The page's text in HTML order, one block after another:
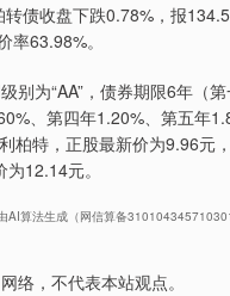
债收盘下跌0.78%，报
63.98%。
别为“AA”，债券期限6年（第
、第四年1.20%、第五年
柏特，正股最新价为9.96元
12.14元。
AI算法生成（网信算备
络，不代表本站观点。